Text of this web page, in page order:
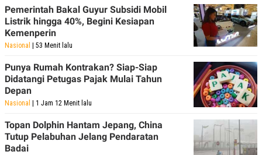
Pemerintah Bakal Guyur Subsidi Mobil
Listrik hingga 40%, Begini Kesiapan
Kemenperin
Nasional | 53 Menit lalu
Punya Rumah Kontrakan? Siap-Siap
Didatangi Petugas Pajak Mulai Tahun
Depan
Nasional | 1 Jam 12 Menit lalu
Topan Dolphin Hantam Jepang, China
Tutup Pelabuhan Jelang Pendaratan
Badai